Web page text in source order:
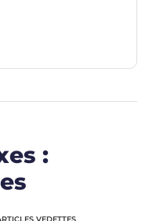
:
VEDETTES